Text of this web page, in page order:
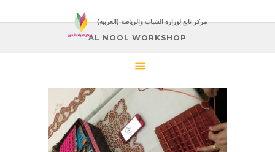
(العربية) مركز تابع لوزارة الشباب والرياضة
AL NOOL WORKSHOP